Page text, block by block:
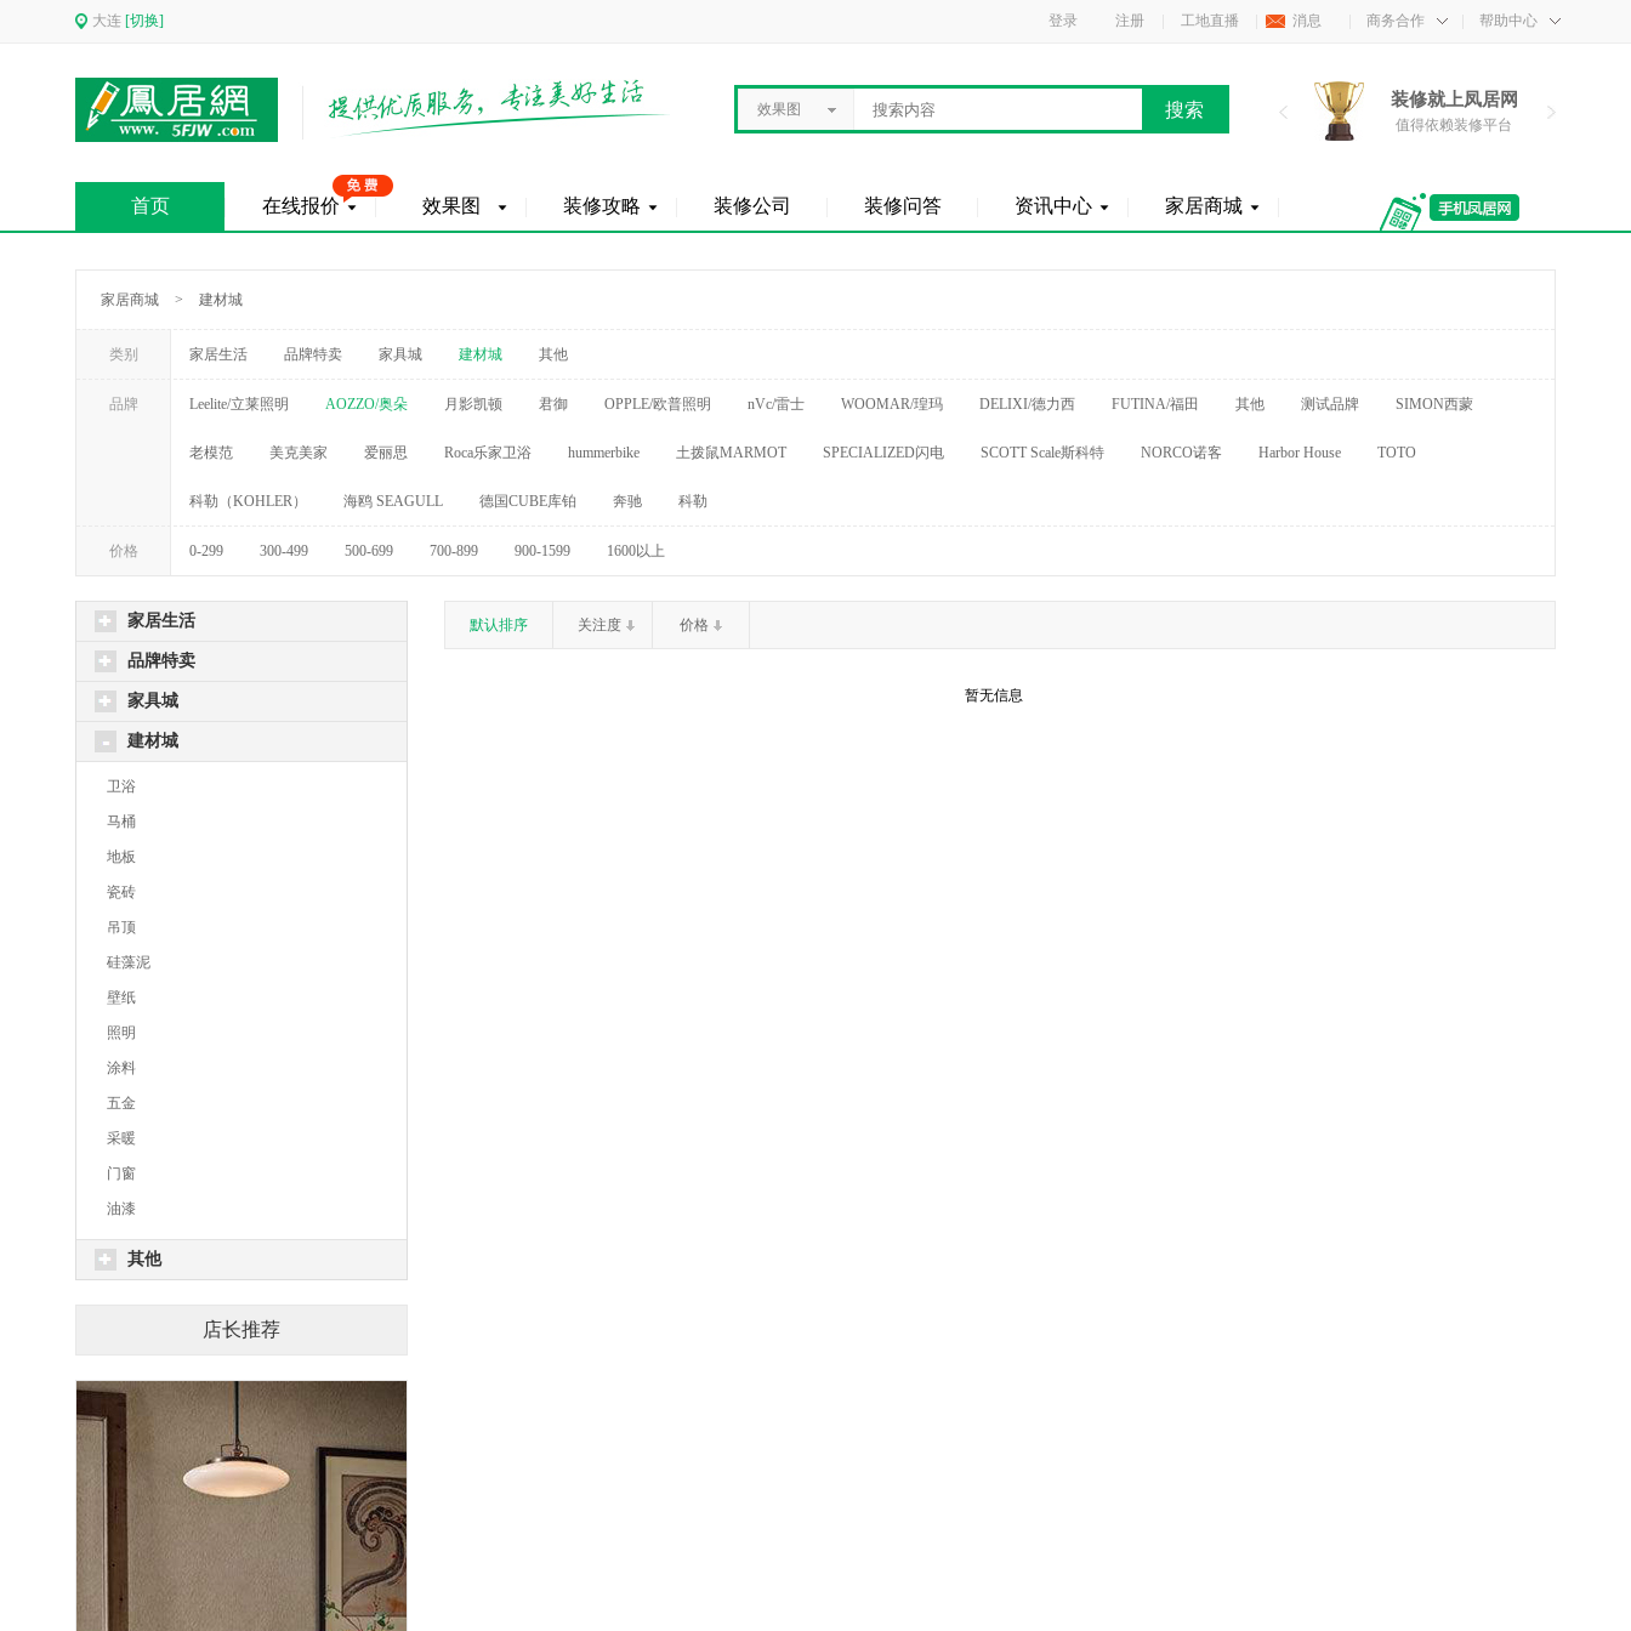
大连 [切换] 工地直播 消息 商务合作 帮助中心
登录 注册
效果图 装修就上凤居网
值得依赖装修平台
装修就上凤居网
值得依赖装修平台
首页 在线报价 效果图 装修攻略 装修公司 装修问答 资讯中心 家居商城
家居商城 > 建材城
类别 家居生活 品牌特卖 家具城 建材城 其他
品牌 Leelite/立莱照明 AOZZO/奥朵 月影凯顿 君御 OPPLE/欧普照明 nVc/雷士 WOOMAR/瑝玛 DELIXI/德力西 FUTINA/福田 其他 测试品牌 SIMON西蒙
老模范 美克美家 爱丽思 Roca乐家卫浴 hummerbike 土拨鼠MARMOT SPECIALIZED闪电 SCOTT Scale斯科特 NORCO诺客 Harbor House TOTO
科勒（KOHLER） 海鸥 SEAGULL 德国CUBE库铂 奔驰 科勒
价格 0-299 300-499 500-699 700-899 900-1599 1600以上
家居生活
品牌特卖
家具城
建材城
卫浴
马桶
地板
瓷砖
吊顶
硅藻泥
壁纸
照明
涂料
五金
采暖
门窗
油漆
其他
店长推荐
默认排序 关注度 价格
暂无信息